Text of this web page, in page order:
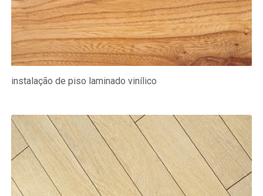
instalação de piso laminado vinílico